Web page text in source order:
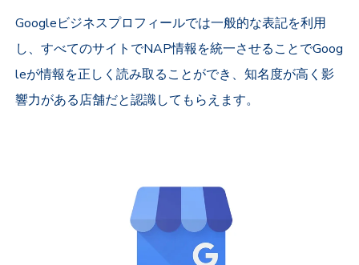
Googleビジネスプロフィールでは一般的な表記を利用
し、すべてのサイトでNAP情報を統一させることでGoog
leが情報を正しく読み取ることができ、知名度が高く影
響力がある店舗だと認識してもらえます。